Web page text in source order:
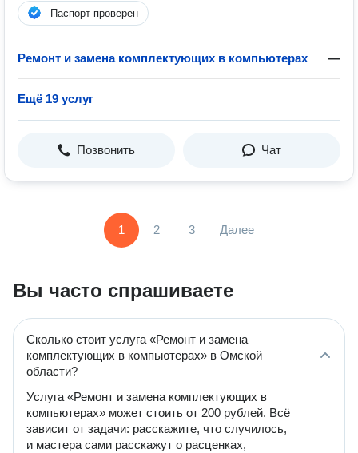
Паспорт проверен
Ремонт и замена комплектующих в компьютерах —
Ещё 19 услуг
Позвонить Чат
1 2 3 Далее
Вы часто спрашиваете
Сколько стоит услуга «Ремонт и замена
комплектующих в компьютерах» в Омской
области?
Услуга «Ремонт и замена комплектующих в
компьютерах» может стоить от 200 рублей. Всё
зависит от задачи: расскажите, что случилось,
и мастера сами расскажут о расценках,